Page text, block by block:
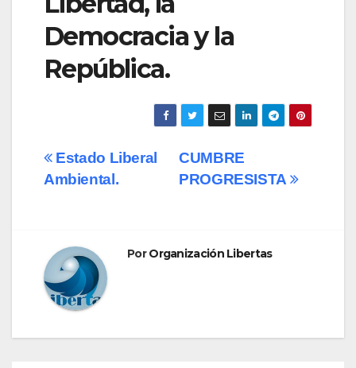
Democracia y la
República.
NavegaciónCUMBRE
PROGRESISTA
Estado Liberal
Ambiental.
PorOrganización Libertas